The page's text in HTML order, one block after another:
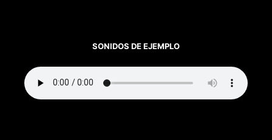
SONIDOS DE EJEMPLO